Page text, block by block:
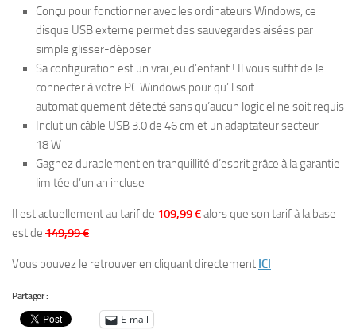
Conçu pour fonctionner avec les ordinateurs Windows, ce
disque USB externe permet des sauvegardes aisées par
simple glisser-déposer
Sa configuration est un vrai jeu d’enfant ! Il vous suffit de le
connecter à votre PC Windows pour qu’il soit
automatiquement détecté sans qu’aucun logiciel ne soit requis
Inclut un câble USB 3.0 de 46 cm et un adaptateur secteur
18 W
Gagnez durablement en tranquillité d’esprit grâce à la garantie
limitée d’un an incluse
Il est actuellement au tarif de 109,99 €alors que son tarif à la base
est de 149,99 €
Vous pouvez le retrouver en cliquant directement ICI
Partager :
E-mail